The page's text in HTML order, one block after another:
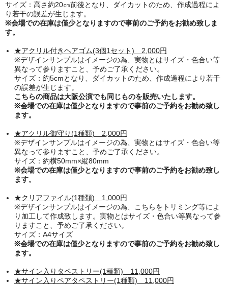
サイズ：高さ約20㎝前後となり、
ダイカットのため、作成過程によ
り若干の誤差が生じ ます。
※会場での在庫は僅少となりますので事前のご予約をお勧め致しま
す。
★アクリル付きヘアゴム(3個1セット) 2 ,000円
※デザインサンプルはイメージの為、実物とはサイズ・色合い等
異なって参りますこと、予めご了承ください。
サイズ：約5cmとなり、ダイカットのため、作成過程により若干
の誤差が生じ ます。
こちらの商品は大阪公演でも同じものを販売いたします。
※会場での在庫は僅少となりますので事前のご予約をお勧め致し
ます。
★アクリル御守り(1種類) 2 ,000円
※デザインサンプルはイメージの為、実物とはサイズ・色合い等
異なって参りますこと、予めご了承ください。
サイズ：約横50mm×縦80mm
※会場での在庫は僅少となりますので事前のご予約をお勧め致し
ます。
★クリアファイル(1種類) 1,000円
※デザインサンプルはイメージの為、
こちらをトリミング等によ
り加工して作成致します。 実物とはサイズ・色合い等異なって参
りますこと、予めご了承ください。
サイズ：A4サイズ
※会場での在庫は僅少となりますので事前のご予約をお勧め致し
ます。
★サイン入りタペストリー(1種類) 11,000円
★サイン入りペアタペストリー(1種類) 11,000円